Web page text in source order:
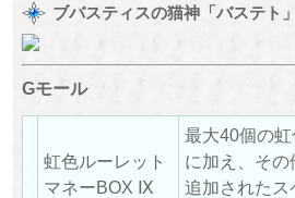
ブバスティスの猫神「バステト」
Gモール
虹色ルーレット
マネーBOX Ⅸ
最大40個の
に加え、そ
追加された